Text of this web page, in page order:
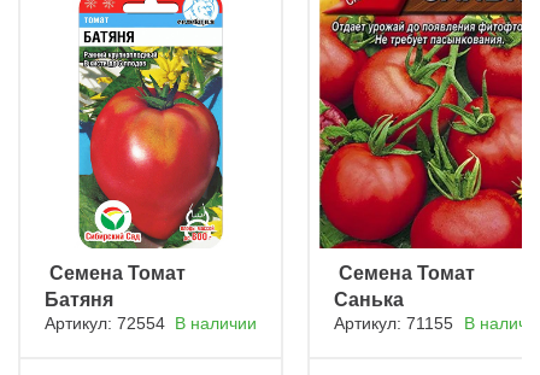
ㅤ Семена Томат
Батяня
Артикул: 72554 В наличии
ㅤ Семена Томат
Санька
Артикул: 71155 В